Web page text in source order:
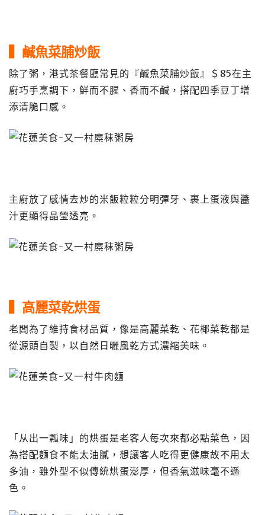
▍鹹魚菜脯炒飯
除了粥，港式茶餐廳常見的『鹹魚菜脯炒飯』＄85在主
廚巧手烹調下，鮮而不腥、香而不鹹，搭配四季豆丁增
添清脆口感。
主廚放了感情去炒的米飯粒粒分明彈牙、裹上蛋液與醬
汁更顯得晶瑩透亮。
▍高麗菜乾烘蛋
老闆為了維持食材品質，像是高麗菜乾、花椰菜乾都是
從源頭自製，以自然日曬風乾方式濃縮美味。
「从出一瓢味」的烘蛋是老客人每次來都必點菜色，因
為搭配麵食不能太油膩，想讓客人吃得更健康故不用太
多油，雖外型不似傳統烘蛋澎厚，但香氣滋味毫不遜
色。